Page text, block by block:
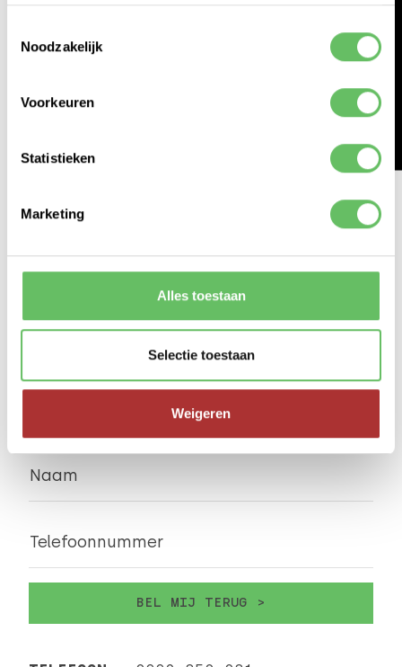
Noodzakelijk
Voorkeuren
Statistieken
Marketing
Alles toestaan
Selectie toestaan
Weigeren
HACKATHON 2026
vorige modellen. Lees meer erover in dit artikel.
CASPER DE GEUS
casper@webenable.nl
06 236 44 628
VRAGEN?
Naam
Telefoonnummer